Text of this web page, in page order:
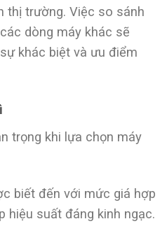
thị trường. Việc so sánh
dòng máy khác sẽ
khác biệt và ưu điểm
trọng khi lựa chọn máy
biết đến với mức giá hợp
hiệu suất đáng kinh ngạc.